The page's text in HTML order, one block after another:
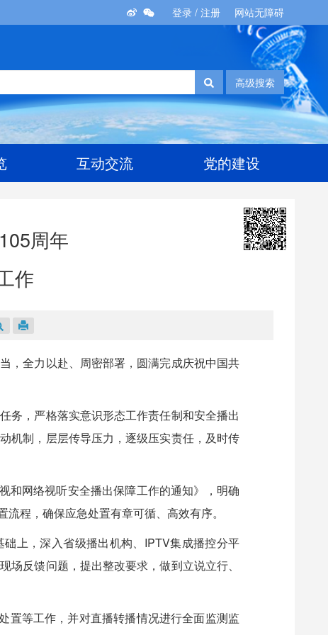
登录 / 注册 网站无障碍
高级搜索
互动交流 党的建设
周年
作
，全力以赴、周密部署，圆满完成庆祝中国共
务，严格落实意识形态工作责任制和安全播出
机制，层层传导压力，逐级压实责任，及时传
和网络视听安全播出保障工作的通知》，明确
程，确保应急处置有章可循、高效有序。
上，深入省级播出机构、IPTV集成播控分平
反馈问题，提出整改要求，做到立说立行、
置等工作，并对直播转播情况进行全面监测监